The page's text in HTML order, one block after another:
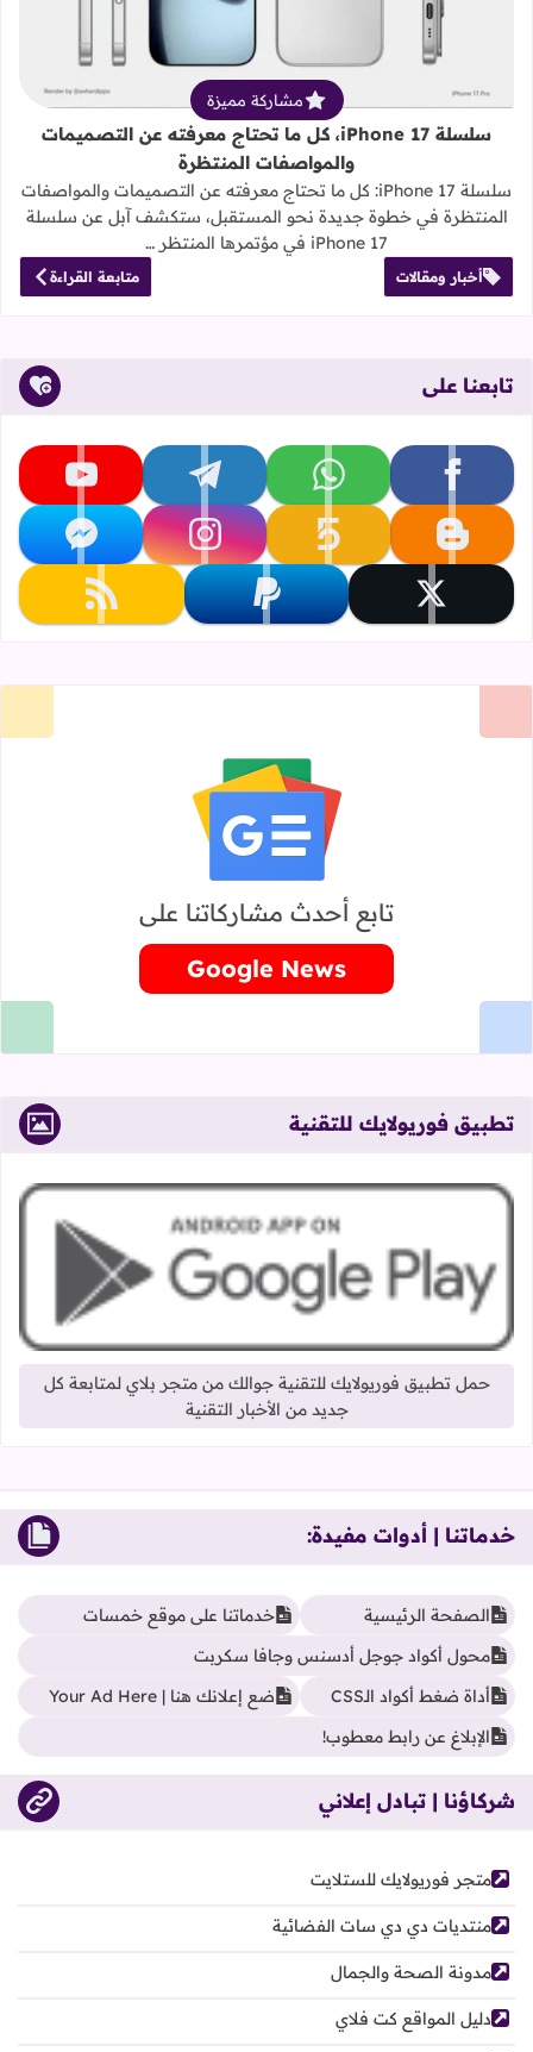
مشاركة مميزة
سلسلة iPhone 17، كل ما تحتاج معرفته عن التصميمات
والمواصفات المنتظرة
سلسلة iPhone 17: كل ما تحتاج معرفته عن التصميمات والمواصفات
المنتظرة في خطوة جديدة نحو المستقبل، ستكشف آبل عن سلسلة
iPhone 17 في مؤتمرها المنتظر …
أخبار ومقالات متابعة القراءة
تابعنا على
تابعنا على facebook تابعنا على whatsapp تابعنا على telegram تابعنا على youtube
تابعنا على blogger تابعنا على khamsat تابعنا على instagram تابعنا على messenger
تابعنا على x تابعنا على paypal تابعنا على rss
تابع أحدث مشاركاتنا على
Google News
تطبيق فوريولايك للتقنية
حمل تطبيق فوريولايك للتقنية جوالك من متجر بلاي لمتابعة كل
جديد من الأخبار التقنية
خدماتنا | أدوات مفيدة:
الصفحة الرئيسية
خدماتنا على موقع خمسات
محول أكواد جوجل أدسنس وجافا سكربت
أداة ضغط أكواد الـCSS
ضع إعلانك هنا | Your Ad Here
الإبلاغ عن رابط معطوب!
شركاؤنا | تبادل إعلاني
متجر فوريولايك للستلايت
منتديات دي دي سات الفضائية
مدونة الصحة والجمال
دليل المواقع كت فلاي